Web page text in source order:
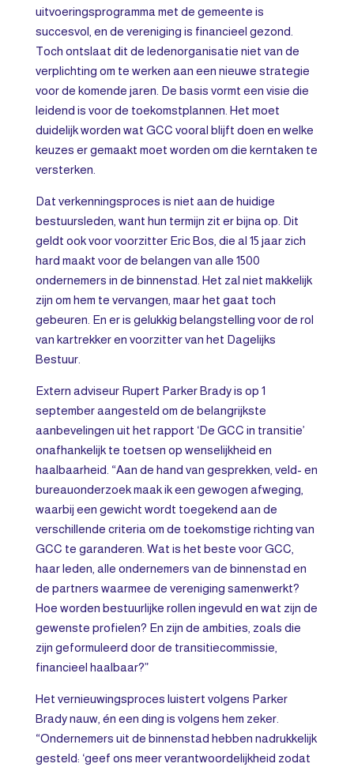
uitvoeringsprogramma met de gemeente is
succesvol, en de vereniging is financieel gezond.
Toch ontslaat dit de ledenorganisatie niet van de
verplichting om te werken aan een nieuwe strategie
voor de komende jaren. De basis vormt een visie die
leidend is voor de toekomstplannen. Het moet
duidelijk worden wat GCC vooral blijft doen en welke
keuzes er gemaakt moet worden om die kerntaken te
versterken.
Dat verkenningsproces is niet aan de huidige
bestuursleden, want hun termijn zit er bijna op. Dit
geldt ook voor voorzitter Eric Bos, die al 15 jaar zich
hard maakt voor de belangen van alle 1500
ondernemers in de binnenstad. Het zal niet makkelijk
zijn om hem te vervangen, maar het gaat toch
gebeuren. En er is gelukkig belangstelling voor de rol
van kartrekker en voorzitter van het Dagelijks
Bestuur.
Extern adviseur Rupert Parker Brady is op 1
september aangesteld om de belangrijkste
aanbevelingen uit het rapport ‘De GCC in transitie’
onafhankelijk te toetsen op wenselijkheid en
haalbaarheid. “Aan de hand van gesprekken, veld- en
bureauonderzoek maak ik een gewogen afweging,
waarbij een gewicht wordt toegekend aan de
verschillende criteria om de toekomstige richting van
GCC te garanderen. Wat is het beste voor GCC,
haar leden, alle ondernemers van de binnenstad en
de partners waarmee de vereniging samenwerkt?
Hoe worden bestuurlijke rollen ingevuld en wat zijn de
gewenste profielen? En zijn de ambities, zoals die
zijn geformuleerd door de transitiecommissie,
financieel haalbaar?”
Het vernieuwingsproces luistert volgens Parker
Brady nauw, én een ding is volgens hem zeker.
“Ondernemers uit de binnenstad hebben nadrukkelijk
gesteld: ‘geef ons meer verantwoordelijkheid zodat